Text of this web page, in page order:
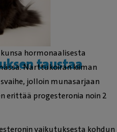
taustaa
hormonaalisesta
Narttukoiran kiiman
jolloin munasarjaan
progesteronia noin 2
vaikutuksesta kohdun